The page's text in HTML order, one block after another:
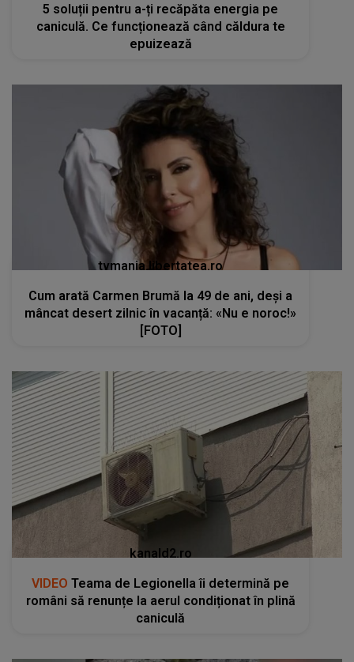
5 soluții pentru a-ți recăpăta energia pe
caniculă. Ce funcționează când căldura te
epuizează
tvmania.libertatea.ro
Cum arată Carmen Brumă la 49 de ani, deși a
mâncat desert zilnic în vacanță: «Nu e noroc!»
[FOTO]
kanald2.ro
VIDEO Teama de Legionella îi determină pe
români să renunțe la aerul condiționat în plină
caniculă